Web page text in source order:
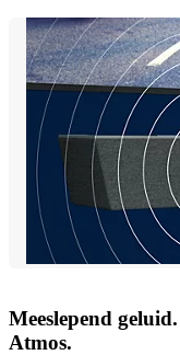
Meeslepend
Atmos.